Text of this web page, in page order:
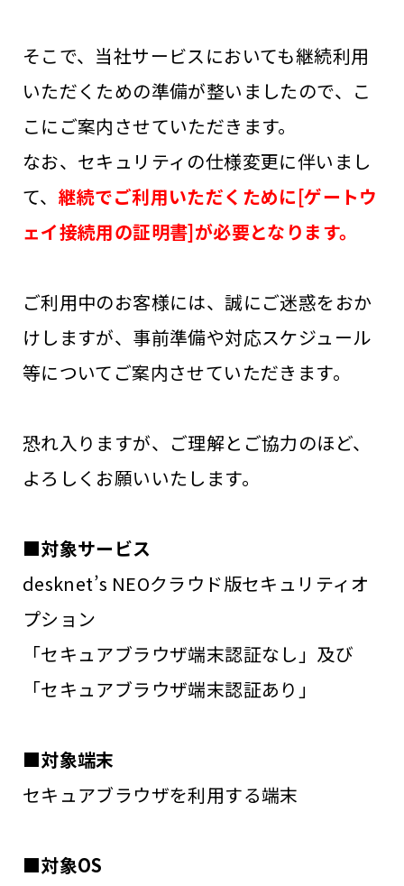
そこで、当社サービスにおいても継続利用
いただくための準備が整いましたので、こ
こにご案内させていただきます。
なお、セキュリティの仕様変更に伴いまし
て、 継続でご利用いただくために[ゲートウ
ェイ接続用の証明書]が必要となります。
ご利用中のお客様には、誠にご迷惑をおか
けしますが、事前準備や対応スケジュール
等についてご案内させていただきます。
恐れ入りますが、ご理解とご協力のほど、
よろしくお願いいたします。
■対象サービス
desknet’s NEOクラウド版セキュリティオ
プション
「セキュアブラウザ端末認証なし」及び
「セキュアブラウザ端末認証あり」
■対象端末
セキュアブラウザを利用する端末
■対象OS